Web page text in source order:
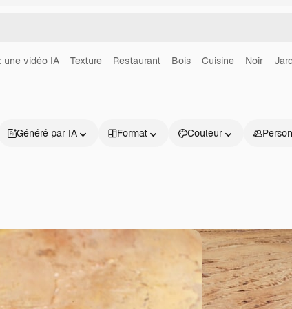
une vidéo IA Texture Restaurant Bois Cuisine Noir
Généré par IA Format Couleur
Produits Commencer